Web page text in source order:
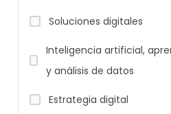
Soluciones digitales
Inteligencia artificial,
y análisis de datos
Estrategia digital